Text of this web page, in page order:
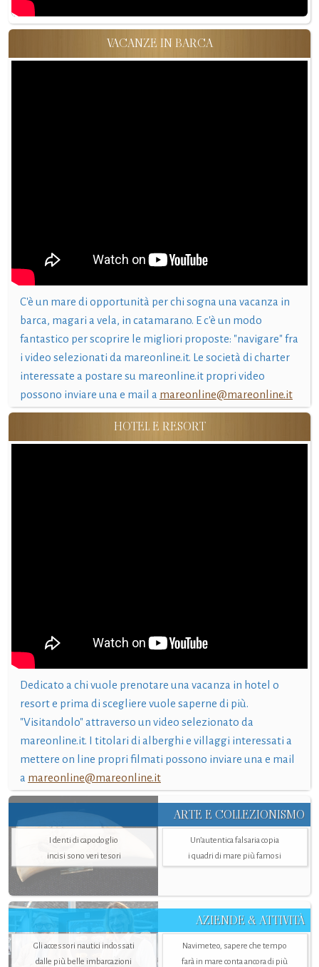
VACANZE IN BARCA
C'è un mare di opportunità per chi sogna una vacanza in
barca, magari a vela, in catamarano. E c'è un modo
fantastico per scoprire le migliori proposte: "navigare" fra
i video selezionati da mareonline.it. Le società di charter
interessate a postare su mareonline.it propri video
possono inviare una e mail a mareonline@mareonline.it
HOTEL E RESORT
Dedicato a chi vuole prenotare una vacanza in hotel o
resort e prima di scegliere vuole saperne di più.
"Visitandolo" attraverso un video selezionato da
mareonline.it. I titolari di alberghi e villaggi interessati a
mettere on line propri filmati possono inviare una e mail
a mareonline@mareonline.it
ARTE E COLLEZIONISMO
I denti di capodoglio
incisi sono veri tesori
Un’autentica falsaria copia
i quadri di mare più famosi
AZIENDE & ATTIVITÀ
Gli accessori nautici indossati
dalle più belle imbarcazioni
Navimeteo, sapere che tempo
farà in mare conta ancora di più